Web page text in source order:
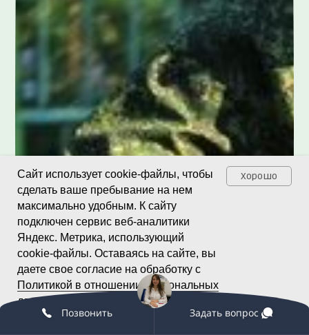
Сайт использует cookie-файлы, чтобы
сделать ваше пребывание на нем
максимально удобным. К cайту
подключен сервис веб-аналитики
Яндекс. Метрика, использующий
cookie-файлы. Оставаясь на сайте, вы
даете свое согласие на обработку с
Политикой в отношении персональных
данных
Пользовательским
соглашением
Хорошо
Позвонить Задать вопрос